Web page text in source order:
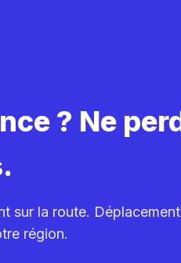
? Ne
sur la route.
région.